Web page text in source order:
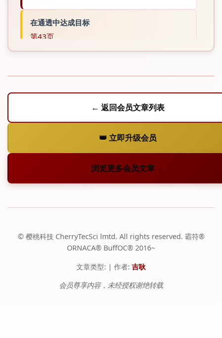
第43页
在通透中达成目标
请用微信搜索小程序“霸符会员 ORNACA”查看会员
【篇二 】 霸符系列三大工具
专属内容
专属内容
三大工具
请用微信搜索小程序“霸符会员 ORNACA”查看会员
专属内容
← 返回会员文章列表
👑 立即升级会员
浏览更多会员文章 →
© 樱桃科技 CherryTecSci lmtd. All rights reserved. 霸符®️
ORNACA®️ BuffOC®️ 2016~
文章类型: | 作者: 吉耿
会员尊享内容，未经授权谢绝转载